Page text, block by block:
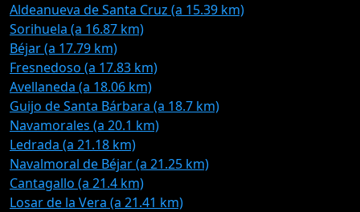
Aldeanueva de Santa Cruz (a 15.39 km)
Sorihuela (a 16.87 km)
Béjar (a 17.79 km)
Fresnedoso (a 17.83 km)
Avellaneda (a 18.06 km)
Guijo de Santa Bárbara (a 18.7 km)
Navamorales (a 20.1 km)
Ledrada (a 21.18 km)
Navalmoral de Béjar (a 21.25 km)
Cantagallo (a 21.4 km)
Losar de la Vera (a 21.41 km)